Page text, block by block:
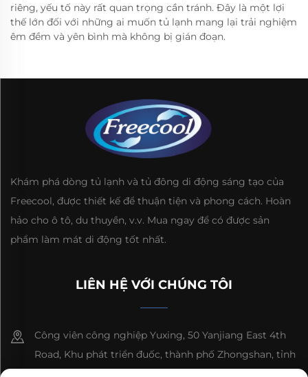
riêng, yếu tố này rất quan trọng cần tránh. Đây là một lợi
thế lớn đối với những ai muốn tủ lạnh mang lại trải nghiệm
êm đềm và yên bình mà không bị gián đoạn.
Khám phá dòng tủ lạnh và tủ đông di động sáng tạo của
Freecool, được thiết kế để thuận tiện và phong cách. Hoàn
hảo cho ô tô, du thuyền, v.v. Mua ngay để có được sản
phẩm làm mát di động tốt nhất.
LIÊN HỆ VỚI CHÚNG TÔI
Công viên công nghiệp Yuxing, 50 Yanjiang East 4th
Road, Khu phát triển đuốc, thành phố Zhongshan, tỉnh